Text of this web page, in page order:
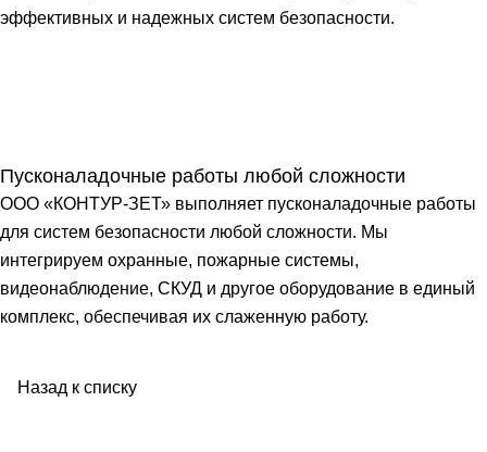
эффективных и надежных систем безопасности.
Пусконаладочные работы любой сложности
ООО «КОНТУР-ЗЕТ» выполняет пусконаладочные работы
для систем безопасности любой сложности. Мы
интегрируем охранные, пожарные системы,
видеонаблюдение, СКУД и другое оборудование в единый
комплекс, обеспечивая их слаженную работу.
Назад к списку